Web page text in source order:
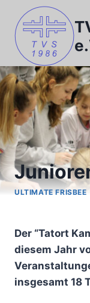
Inhalt
springen
ULTIMATE FRISBEE
Der “Tatort
diesem Jahr
insgesamt 18